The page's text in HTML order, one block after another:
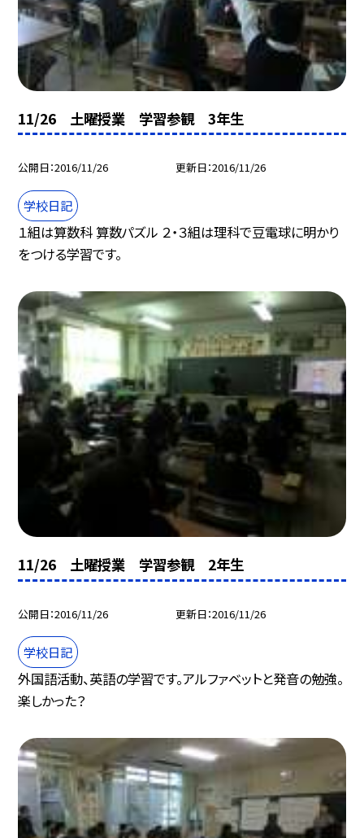
11/26 土曜授業 学習参観 3年生
公開日 2016/11/26 更新日 2016/11/26
学校日記
１組は算数科 算数パズル ２・３組は理科で豆電球に明かり
をつける学習です。
11/26 土曜授業 学習参観 2年生
公開日 2016/11/26 更新日 2016/11/26
学校日記
外国語活動、英語の学習です。アルファベットと発音の勉強。
楽しかった？